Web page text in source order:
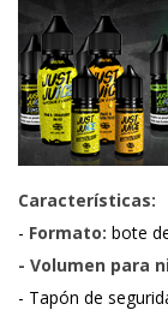
Características:
- Formato: bote
- Volumen para
- Tapón de